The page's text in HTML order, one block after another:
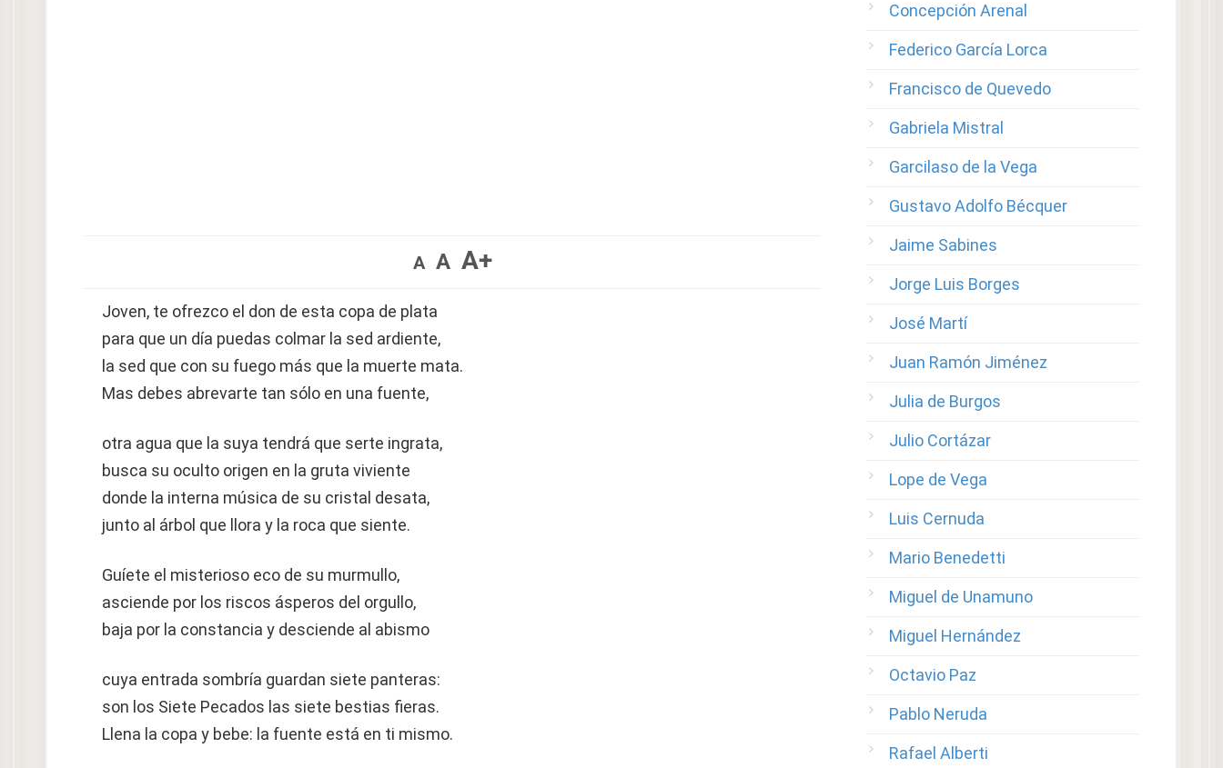
A A A+
Joven, te ofrezco el don de esta copa de plata
para que un día puedas colmar la sed ardiente,
la sed que con su fuego más que la muerte mata.
Mas debes abrevarte tan sólo en una fuente,
otra agua que la suya tendrá que serte ingrata,
busca su oculto origen en la gruta viviente
donde la interna música de su cristal desata,
junto al árbol que llora y la roca que siente.
Guíete el misterioso eco de su murmullo,
asciende por los riscos ásperos del orgullo,
baja por la constancia y desciende al abismo
cuya entrada sombría guardan siete panteras:
son los Siete Pecados las siete bestias fieras.
Llena la copa y bebe: la fuente está en ti mismo.
Concepción Arenal
Federico García Lorca
Francisco de Quevedo
Gabriela Mistral
Garcilaso de la Vega
Gustavo Adolfo Bécquer
Jaime Sabines
Jorge Luis Borges
José Martí
Juan Ramón Jiménez
Julia de Burgos
Julio Cortázar
Lope de Vega
Luis Cernuda
Mario Benedetti
Miguel de Unamuno
Miguel Hernández
Octavio Paz
Pablo Neruda
Rafael Alberti